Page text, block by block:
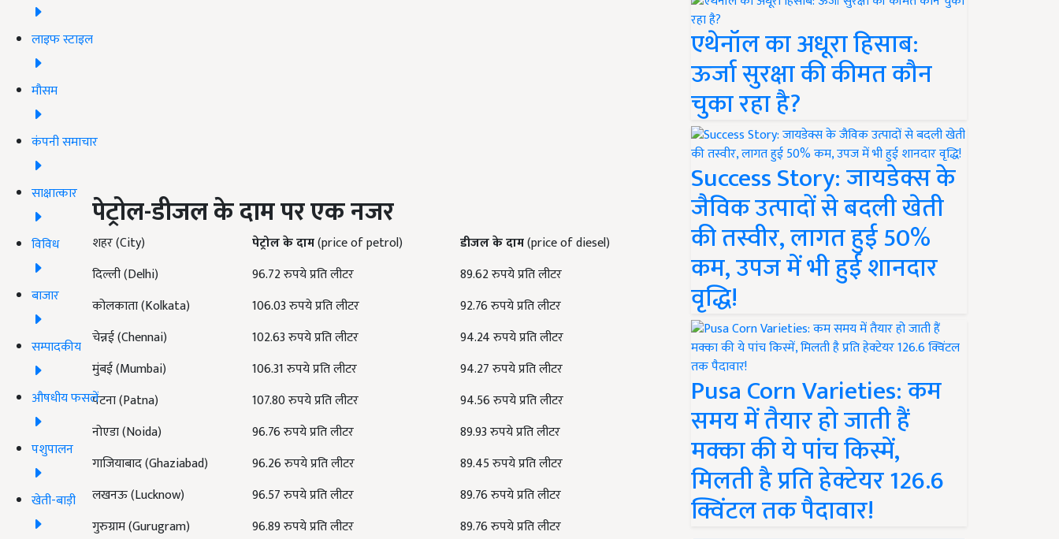
लाइफ स्टाइल
मौसम
कंपनी समाचार
साक्षात्कार
विविध
बाजार
सम्पादकीय
औषधीय फसलें
पशुपालन
खेती-बाड़ी
पेट्रोल-डीजल के दाम पर एक नजर
शहर (City) पेट्रोल के दाम(price of petrol) डीजल के दाम(price of diesel)
दिल्ली(Delhi) 96.72 रुपयेप्रति लीटर
89.62 रुपये प्रति लीटर
कोलकाता(Kolkata) 106.03 रुपयेप्रति लीटर
92.76 रुपये प्रति लीटर
चेन्नई(Chennai) 102.63 रुपयेप्रति लीटर
94.24 रुपये प्रति लीटर
मुंबई(Mumbai) 106.31 रुपयेप्रति लीटर
94.27 रुपये प्रति लीटर
पटना(Patna) 107.80 रुपयेप्रति लीटर
94.56 रुपये प्रति लीटर
नोएडा(Noida) 96.76 रुपयेप्रति लीटर
89.93 रुपये प्रति लीटर
गाजियाबाद(Ghaziabad) 96.26 रुपयेप्रति लीटर
89.45 रुपये प्रति लीटर
लखनऊ (Lucknow) 96.57 रुपये प्रति लीटर
89.76 रुपये प्रति लीटर
गुरुग्राम (Gurugram) 96.89 रुपये प्रति लीटर
89.76 रुपये प्रति लीटर
एथेनॉल का अधूरा हिसाब:
ऊर्जा सुरक्षा की कीमत कौन
चुका रहा है?
Success Story: जायडेक्स के
जैविक उत्पादों से बदली खेती
की तस्वीर, लागत हुई 50%
कम, उपज में भी हुई शानदार
वृद्धि!
Pusa Corn Varieties: कम
समय में तैयार हो जाती हैं
मक्का की ये पांच किस्में,
मिलती है प्रति हेक्टेयर 126.6
क्विंटल तक पैदावार!